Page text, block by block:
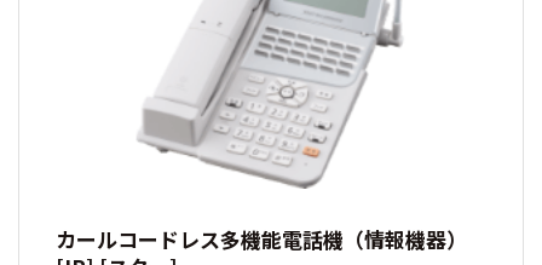
カールコードレス多機能電話機（情報機器）